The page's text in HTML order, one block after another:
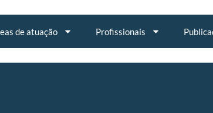
de atuação Profissionais